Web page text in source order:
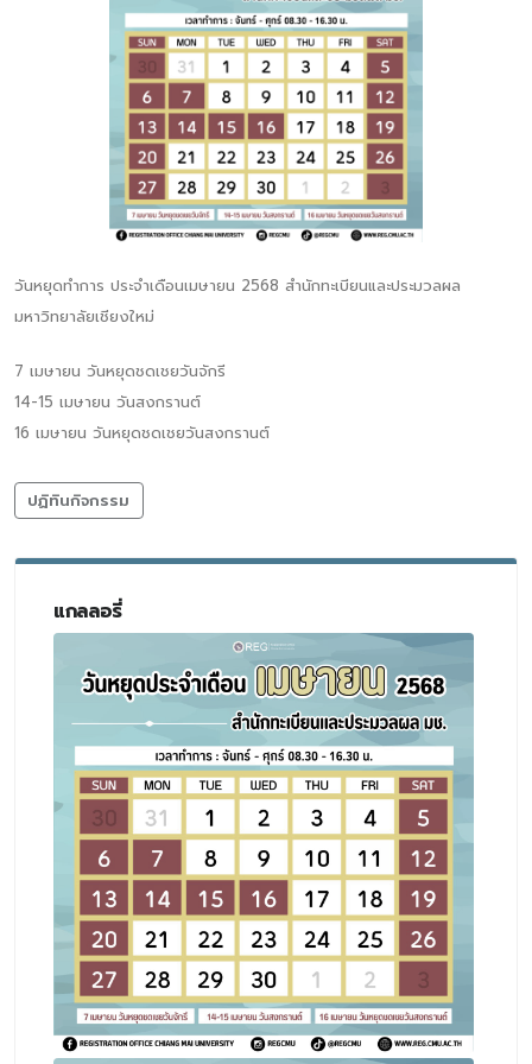
วันหยุดทำการ ประจำเดือนเมษายน 2568 สำนักทะเบียนและประมวลผล
มหาวิทยาลัยเชียงใหม่
7 เมษายน วันหยุดชดเชยวันจักรี
14-15 เมษายน วันสงกรานต์
16 เมษายน วันหยุดชดเชยวันสงกรานต์
ปฏิทินกิจกรรม
แกลลอรี่